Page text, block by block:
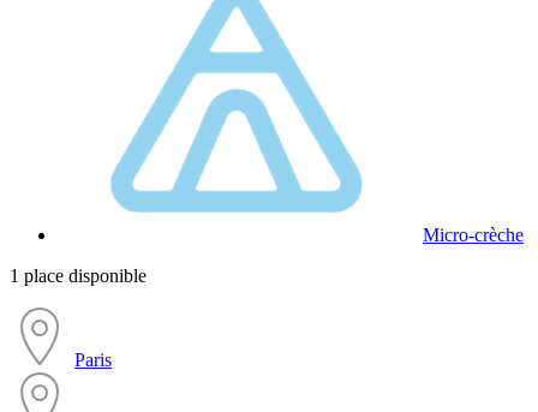
Micro-crèche
1 place disponible
Paris